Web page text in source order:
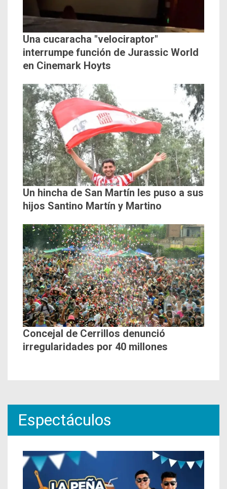
Una cucaracha "velociraptor"
interrumpe función de Jurassic World
en Cinemark Hoyts
Un hincha de San Martín les puso a sus
hijos Santino Martín y Martino
Concejal de Cerrillos denunció
irregularidades por 40 millones
Espectáculos